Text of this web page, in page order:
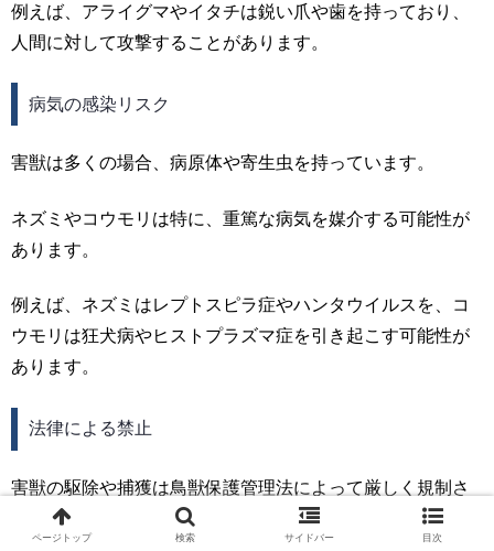
例えば、アライグマやイタチは鋭い爪や歯を持っており、
人間に対して攻撃することがあります。
病気の感染リスク
害獣は多くの場合、病原体や寄生虫を持っています。
ネズミやコウモリは特に、重篤な病気を媒介する可能性が
あります。
例えば、ネズミはレプトスピラ症やハンタウイルスを、コ
ウモリは狂犬病やヒストプラズマ症を引き起こす可能性が
あります。
法律による禁止
害獣の駆除や捕獲は鳥獣保護管理法によって厳しく規制さ
れています。
ページトップ 検索 サイドバー 目次